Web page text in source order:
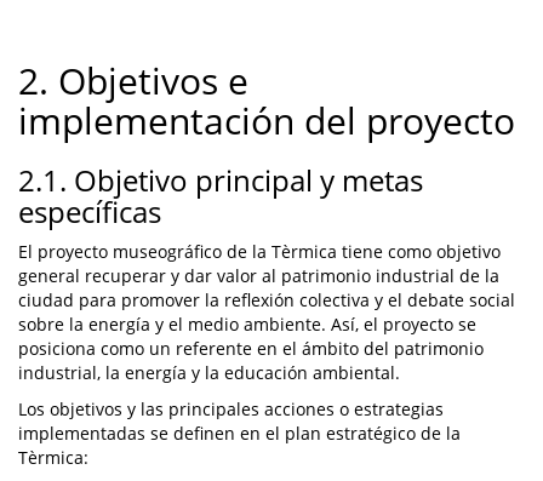
2. Objetivos e
implementación del proyecto
2.1. Objetivo principal y metas
específicas
El proyecto museográfico de la Tèrmica tiene como objetivo
general recuperar y dar valor al patrimonio industrial de la
ciudad para promover la reflexión colectiva y el debate social
sobre la energía y el medio ambiente. Así, el proyecto se
posiciona como un referente en el ámbito del patrimonio
industrial, la energía y la educación ambiental.
Los objetivos y las principales acciones o estrategias
implementadas se definen en el plan estratégico de la
Tèrmica: